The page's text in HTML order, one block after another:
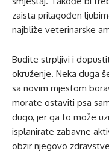
zaista prilagođen
najbliže veterinarske
Budite strpljivi i
okruženje. Neka duga
sa novim mjestom
morate ostaviti psa
dugo, jer ga to može
isplanirate zabavne
obzir njegovo